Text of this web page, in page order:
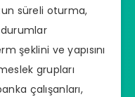
süreli oturma,
durumlar
şeklini ve yapısını
grupları
çalışanları,